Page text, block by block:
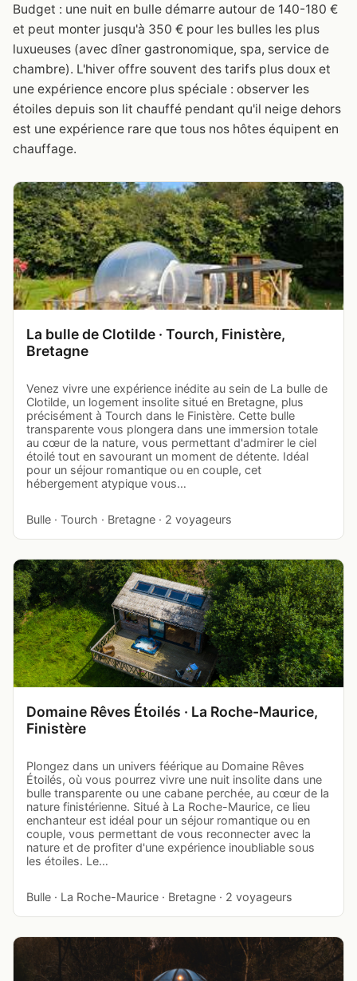
Budget : une nuit en bulle démarre autour de 140-180 €
et peut monter jusqu'à 350 € pour les bulles les plus
luxueuses (avec dîner gastronomique, spa, service de
chambre). L'hiver offre souvent des tarifs plus doux et
une expérience encore plus spéciale : observer les
étoiles depuis son lit chauffé pendant qu'il neige dehors
est une expérience rare que tous nos hôtes équipent en
chauffage.
La bulle de Clotilde · Tourch, Finistère,
Bretagne
Venez vivre une expérience inédite au sein de La bulle de
Clotilde, un logement insolite situé en Bretagne, plus
précisément à Tourch dans le Finistère. Cette bulle
transparente vous plongera dans une immersion totale
au cœur de la nature, vous permettant d'admirer le ciel
étoilé tout en savourant un moment de détente. Idéal
pour un séjour romantique ou en couple, cet
hébergement atypique vous…
Bulle · Tourch · Bretagne · 2 voyageurs
Domaine Rêves Étoilés · La Roche-Maurice,
Finistère
Plongez dans un univers féérique au Domaine Rêves
Étoilés, où vous pourrez vivre une nuit insolite dans une
bulle transparente ou une cabane perchée, au cœur de la
nature finistérienne. Situé à La Roche-Maurice, ce lieu
enchanteur est idéal pour un séjour romantique ou en
couple, vous permettant de vous reconnecter avec la
nature et de profiter d'une expérience inoubliable sous
les étoiles. Le…
Bulle · La Roche-Maurice · Bretagne · 2 voyageurs